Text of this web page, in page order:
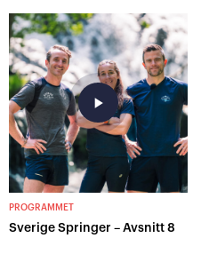
play_arrow
PROGRAMMET
Sverige Springer – Avsnitt 8